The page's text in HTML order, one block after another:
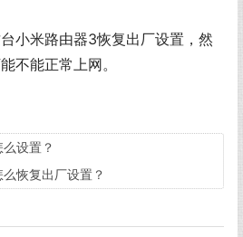
小米路由器3恢复出厂设置，然
不能正常上网。
设置？
恢复出厂设置？